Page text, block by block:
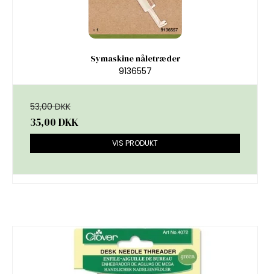
Symaskine nåletræder
9136557
53,00 DKK
35,00 DKK
VIS PRODUKT